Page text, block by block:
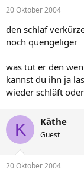
20 Oktober 2004
den schlaf
noch quengeliger
was tut er den
kannst du ihn ja
wieder schläft
K Käthe
Guest
20 Oktober 2004